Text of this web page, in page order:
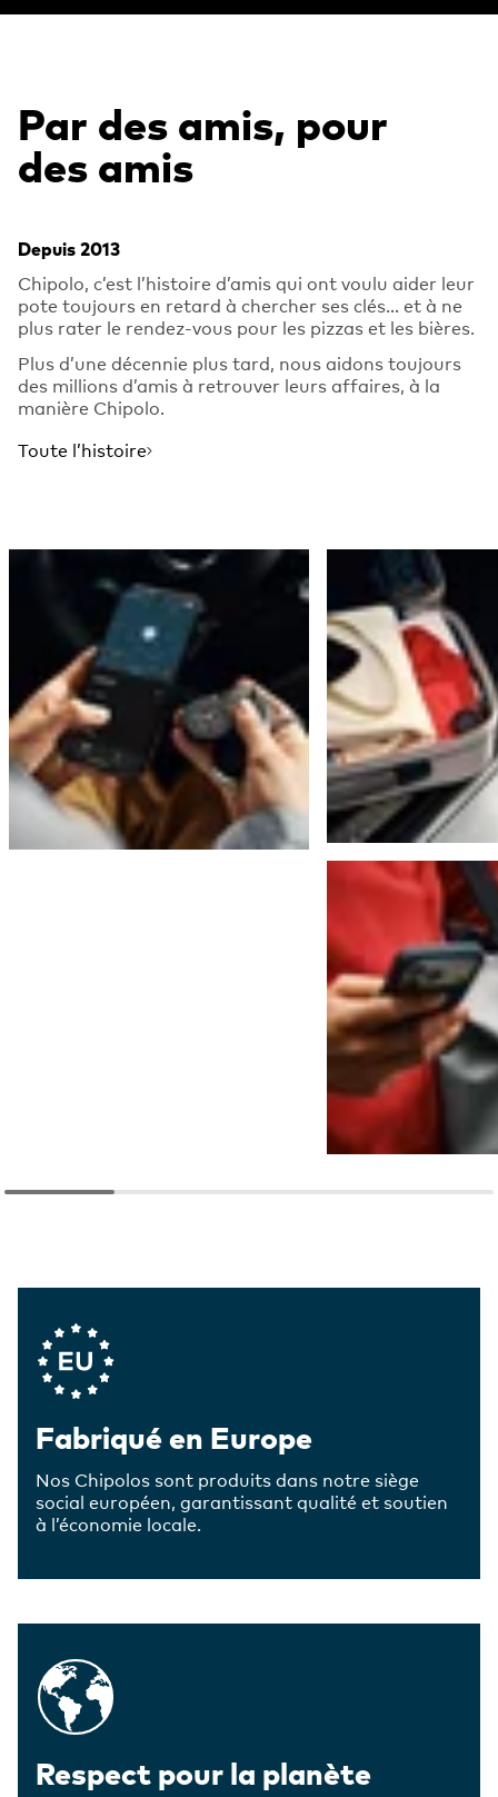
Par des amis, pour
des amis
Depuis 2013
Chipolo, c’est l’histoire d’amis qui ont voulu aider leur
pote toujours en retard à chercher ses clés… et à ne
plus rater le rendez-vous pour les pizzas et les bières.
Plus d’une décennie plus tard, nous aidons toujours
des millions d’amis à retrouver leurs affaires, à la
manière Chipolo.
Toute l’histoire
Company Values
Fabriqué en Europe
Nos Chipolos sont produits dans notre siège
social européen, garantissant qualité et soutien
à l’économie locale.
Respect pour la planète